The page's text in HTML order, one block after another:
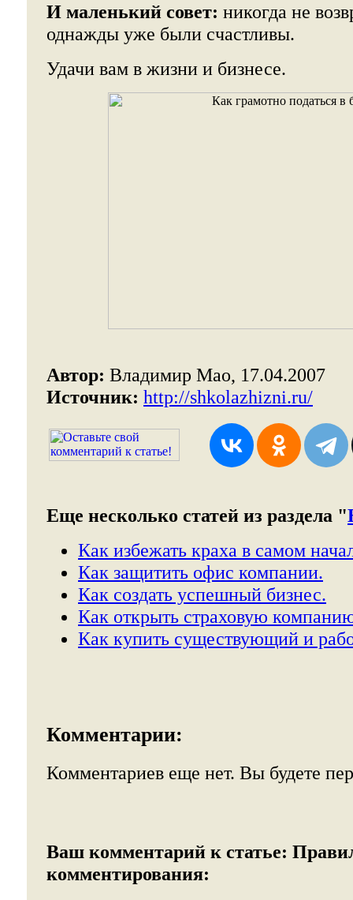
И маленький совет: никогда не
однажды уже были счастливы.
Удачи вам в жизни и бизнесе.
Автор: Владимир Мао, 17.04.2007
Источник: http://shkolazhizni.ru/
Еще несколько статей из раздела "
Как избежать краха в самом
Как защитить офис компании.
Как создать успешный бизнес.
Как открыть страховую
Как купить существующий и
Комментарии:
Комментариев еще нет. Вы будете
Ваш комментарий к статье:
комментирования: